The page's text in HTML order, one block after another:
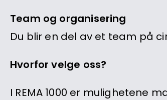
Team og organisering
Du blir en del av et team på
Hvorfor velge oss?
I REMA 1000 er mulighetene